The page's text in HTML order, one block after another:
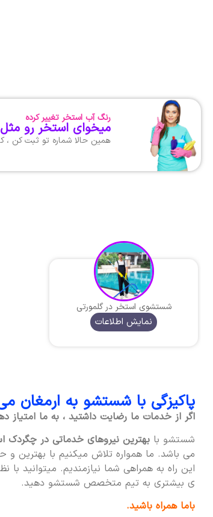
رنگ آب استخر تغییر کرده
میخوای استخر رو مثل
همین حالا شماره تو ثبت کن ،
شستشوی استخر در گلمورتی
نمایش اطلاعات
پاکیزگی با شستشو به ارمغان
اگر از خدمات ما رضایت داشتید ، به ما امتیاز
شستشو با بهترین نیروهای خدماتی در
می باشد. ما همواره تلاش میکنیم با بهترین
این راه به همراهی شما نیازمندیم. میتوانید با
ی بیشتری به تیم متخصص شستشو دهید.
باما همراه باشید.